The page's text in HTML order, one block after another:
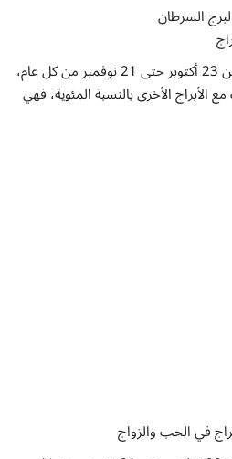
السرطان
يقع برج العقرب في الفترة ما بين 23 أكتوبر حتى 21 نوفمبر من كل عام،
الأخرى بالنسبة المئوية، فهي
في الحب والزواج